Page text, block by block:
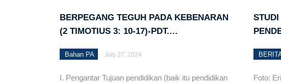
Pendampingan GMIT kepada Anak-
BERPEGANG TEGUH PADA KEBENARAN
(2 TIMOTIUS 3: 10-17)-PDT.…
Bahan PA July 27, 2024
I. Pengantar Tujuan pendidikan (baik itu pendidikan
STUDI
Foto: